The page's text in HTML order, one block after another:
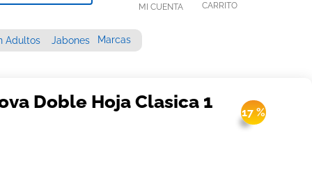
MI CUENTA CARRITO
Adultos Jabones Marcas
Doble Hoja Clasica 1
17 %